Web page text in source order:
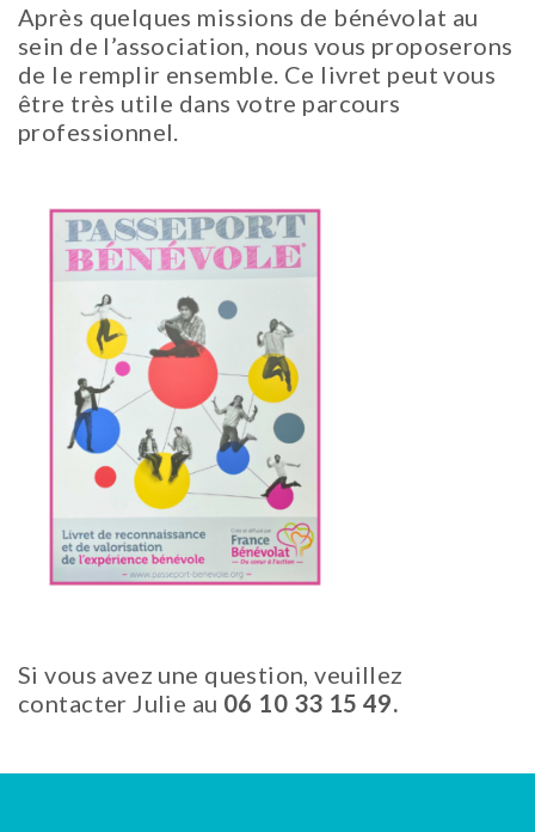
Après quelques missions de bénévolat au
sein de l’association, nous vous proposerons
de le remplir ensemble. Ce livret peut vous
être très utile dans votre parcours
professionnel.
Si vous avez une question, veuillez
contacter Julie au 06 10 33 15 49.